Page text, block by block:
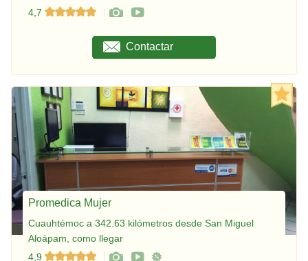
4,7
Contactar
Promedica Mujer
Cuauhtémoc a 342.63 kilómetros desde San Miguel
Aloápam, como llegar
4,9